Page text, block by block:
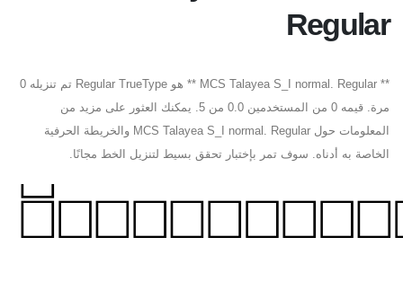
Regular
** MCS Talayea S_I normal. Regular ** هو Regular TrueType تم تنزيله 0
مرة. قيمه 0 من المستخدمين 0.0 من 5. يمكنك العثور على مزيد من
المعلومات حول MCS Talayea S_I normal. Regular والخريطة الحرفية
الخاصة به أدناه. سوف تمر بإختبار تحقق بسيط لتنزيل الخط مجانًا.